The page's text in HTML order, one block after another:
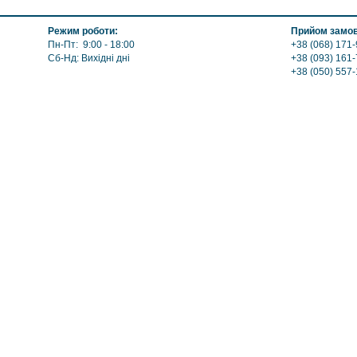
Режим роботи:
Пн-Пт: 9:00 - 18:00
Сб-Нд: Вихідні дні
Прийом
+38 (068) 171-
+38 (093)
+38 (050)